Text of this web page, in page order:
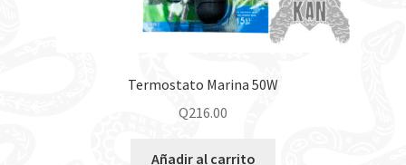
Termostato Marina 50W
Q216.00
Añadir al carrito